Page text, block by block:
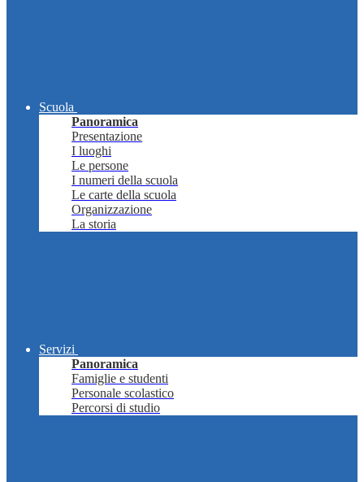
Scuola
Panoramica
Presentazione
I luoghi
Le persone
I numeri della scuola
Le carte della scuola
Organizzazione
La storia
Servizi
Panoramica
Famiglie e studenti
Personale scolastico
Percorsi di studio